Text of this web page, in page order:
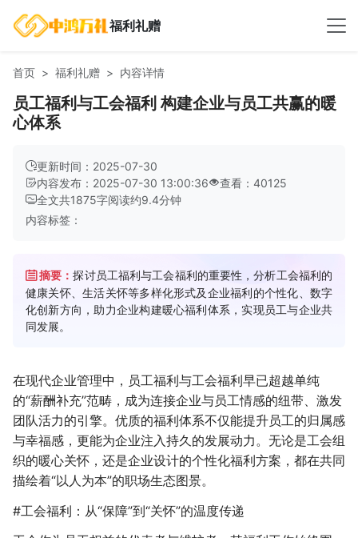
福利礼赠
首页 福利礼赠 内容详情
员工福利与工会福利 构建企业与员工共赢的暖
心体系
更新时间：2025-07-30
内容发布：2025-07-30 13:00:36
查看：40125
全文共1875字阅读约9.4分钟
内容标签：
摘要：探讨员工福利与工会福利的重要性，分析工会福利的
健康关怀、生活关怀等多样化形式及企业福利的个性化、数字
化创新方向，助力企业构建暖心福利体系，实现员工与企业共
同发展。
在现代企业管理中，员工福利与工会福利早已超越单纯
的“薪酬补充”范畴，成为连接企业与员工情感的纽带、激发
团队活力的引擎。优质的福利体系不仅能提升员工的归属感
与幸福感，更能为企业注入持久的发展动力。无论是工会组
织的暖心关怀，还是企业设计的个性化福利方案，都在共同
描绘着“以人为本”的职场生态图景。
#工会福利：从“保障”到“关怀”的温度传递